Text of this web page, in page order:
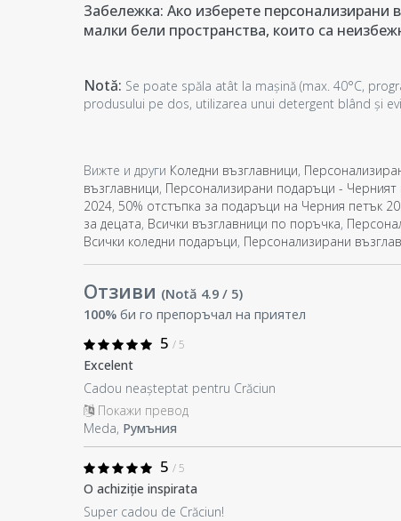
Забележка: Ако изберете
малки бели пространства, които са
Notă: Se poate spăla atât la mașină (max. 40°C,
produsului pe dos, utilizarea unui detergent blând și
Вижте и други Коледни възглавници,
възглавници, Персонализирани подаръци - Черният
2024, 50% отстъпка за подаръци на Черния петък
за децата, Всички възглавници по поръчка,
Всички коледни подаръци, Персонализирани
Отзиви (Notă 4.9 / 5)
100% би го препоръчал на приятел
5 / 5
Excelent
Cadou neașteptat pentru Crăciun
Покажи превод
Meda, Румъния
5 / 5
O achiziție inspirata
Super cadou de Crăciun!